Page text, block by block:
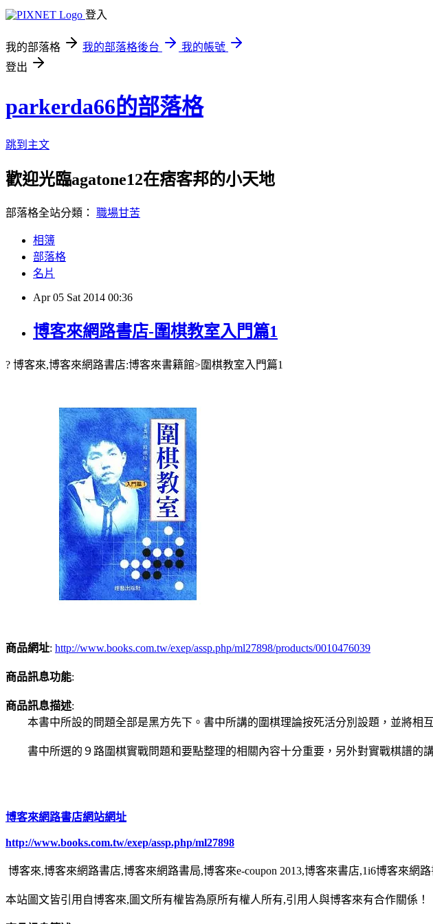
登入
我的部落格 我的部落格後台
我的帳號
登出
parkerda66的部落格
跳到主文
歡迎光臨agatone12在痞客邦的小天地
部落格全站分類： 職場甘苦
相簿
部落格
名片
Apr 05 Sat 2014 00:36
博客來網路書店-圍棋教室入門篇1
? 博客來,博客來網路書店:博客來書籍館>圍棋教室入門篇1
商品網址: http://www.books.com.tw/exep/assp.php/ml27898/products/0010476039
商品訊息功能:
商品訊息描述:
本書中所設的問題全部是黑方先下。書中所講的圍棋理論按死活分別設題，並將相
書中所選的９路圍棋實戰問題和要點整理的相關內容十分重要，另外對實戰棋譜的
博客來網路書店網站網址
http://www.books.com.tw/exep/assp.php/ml27898
博客來,博客來網路書店,博客來網路書局,博客來e-coupon 2013,博客來書店,1i6博客來
本站圖文皆引用自博客來,圖文所有權皆為原所有權人所有,引用人與博客來有合作關係！